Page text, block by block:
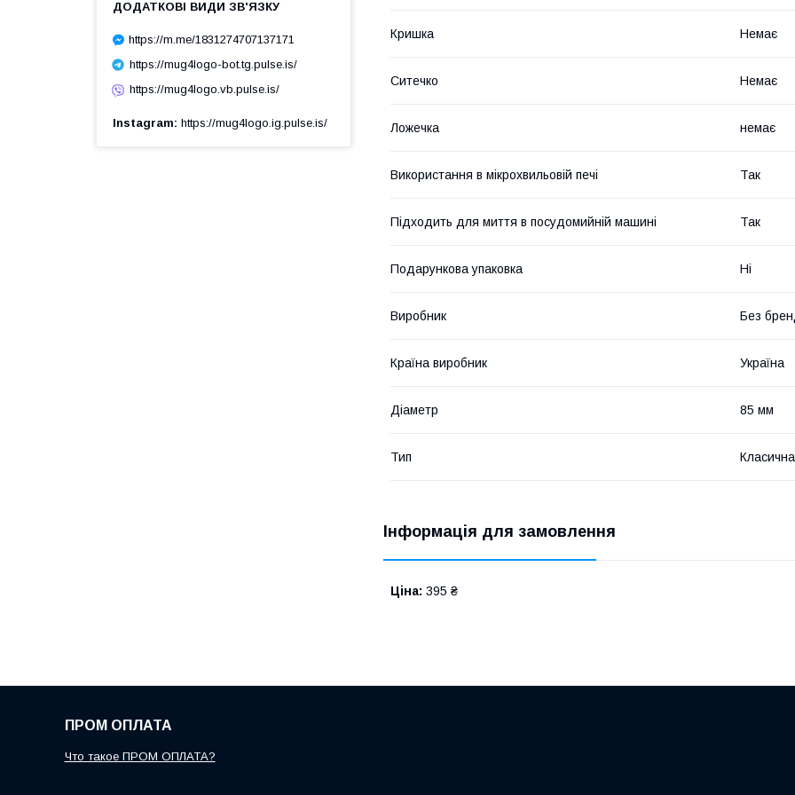
Кришка Немає
Ситечко Немає
Ложечка немає
Використання в мікрохвильовій печі Так
Підходить для миття в посудомийній машині Так
Подарункова упаковка Ні
Виробник Без
Країна виробник Україна
Діаметр 85 мм
Тип Класична
Інформація для замовлення
Ціна: 395 ₴
https://m.me/1831274707137171
https://mug4logo-bot.tg.pulse.is/
https://mug4logo.vb.pulse.is/
Instagram https://mug4logo.ig.pulse.is/
ПРОМ ОПЛАТА
Что такое ПРОМ ОПЛАТА?